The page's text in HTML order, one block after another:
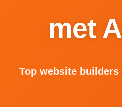
met
Top website